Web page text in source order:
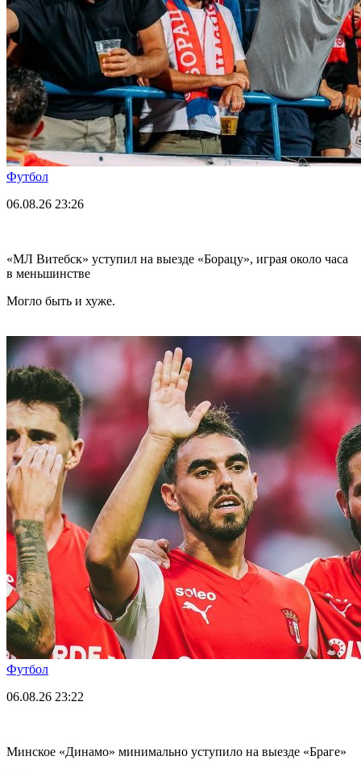
Футбол
06.08.26 23:26
«МЛ Витебск» уступил на выезде «Борацу», играя около часа
в меньшинстве
Могло быть и хуже.
Футбол
06.08.26 23:22
Минское «Динамо» минимально уступило на выезде «Браге»